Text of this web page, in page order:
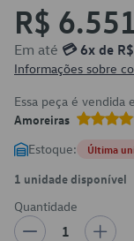
R$
Em até 💳 6x de
Informações sobre
Essa peça é vendida
Amoreiras
Estoque: Última
1 unidade disponível
Quantidade
1